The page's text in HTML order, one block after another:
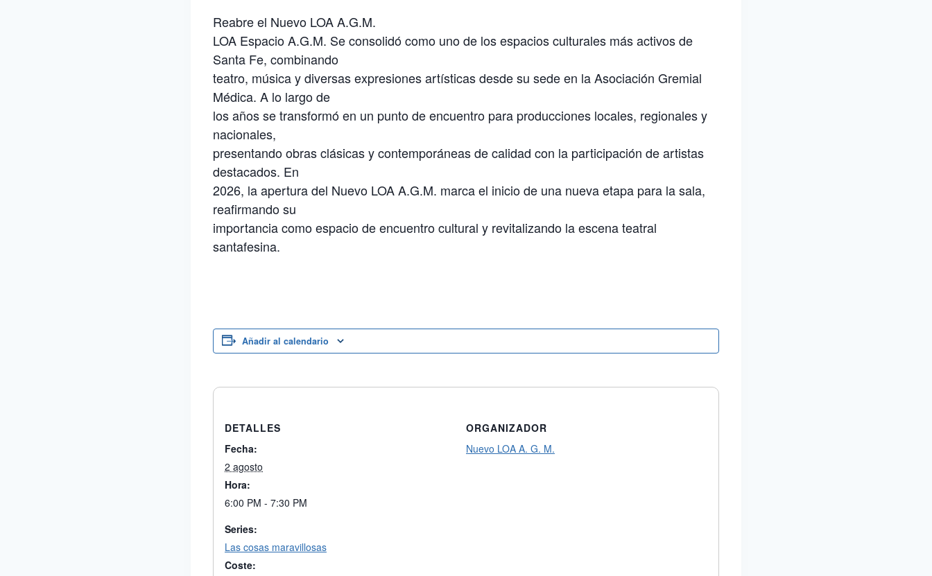
Reabre el Nuevo LOA A.G.M.
LOA Espacio A.G.M. Se consolidó como uno de los espacios culturales más activos de
Santa Fe, combinando
teatro, música y diversas expresiones artísticas desde su sede en la Asociación Gremial
Médica. A lo largo de
los años se transformó en un punto de encuentro para producciones locales, regionales y
nacionales,
presentando obras clásicas y contemporáneas de calidad con la participación de artistas
destacados. En
2026, la apertura del Nuevo LOA A.G.M. marca el inicio de una nueva etapa para la sala,
reafirmando su
importancia como espacio de encuentro cultural y revitalizando la escena teatral
santafesina.
Añadir al calendario
DETALLES
Fecha:
2 agosto
Hora:
6:00 PM - 7:30 PM
Series:
Las cosas maravillosas
Coste:
ORGANIZADOR
Nuevo LOA A. G. M.